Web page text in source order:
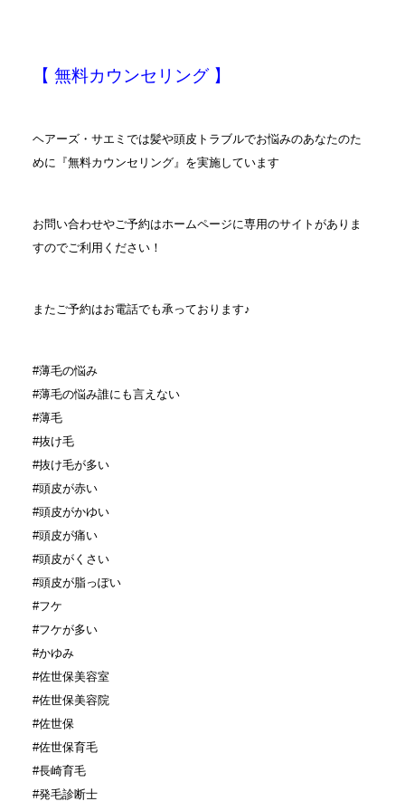
【 無料カウンセリング 】
ヘアーズ・サエミでは髪や頭皮トラブルでお悩みのあなたのた
めに『無料カウンセリング』を実施しています
お問い合わせやご予約はホームページに専用のサイトがありま
すのでご利用ください！
またご予約はお電話でも承っております♪
#薄毛の悩み
#薄毛の悩み誰にも言えない
#薄毛
#抜け毛
#抜け毛が多い
#頭皮が赤い
#頭皮がかゆい
#頭皮が痛い
#頭皮がくさい
#頭皮が脂っぽい
#フケ
#フケが多い
#かゆみ
#佐世保美容室
#佐世保美容院
#佐世保
#佐世保育毛
#長崎育毛
#発毛診断士